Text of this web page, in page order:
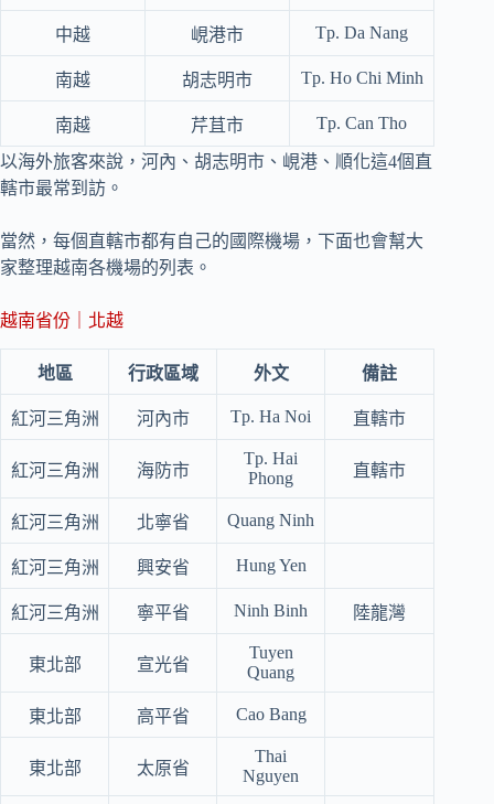
中越 峴港市 Tp. Da Nang
南越 胡志明市 Tp. Ho Chi Minh
南越 芹苴市 Tp. Can Tho
以海外旅客來說，河內、胡志明市、峴港、順化這4個直
轄市最常到訪。
當然，每個直轄市都有自己的國際機場，下面也會幫大
家整理越南各機場的列表。
越南省份｜北越
地區 行政區域 外文 備註
紅河三角洲 河內市 Tp. Ha Noi 直轄市
紅河三角洲 海防市
Tp. Hai
Phong
直轄市
紅河三角洲 北寧省 Quang Ninh
紅河三角洲 興安省 Hung Yen
紅河三角洲 寧平省 Ninh Binh 陸龍灣
東北部 宣光省
Tuyen
Quang
東北部 高平省 Cao Bang
東北部 太原省
Thai
Nguyen